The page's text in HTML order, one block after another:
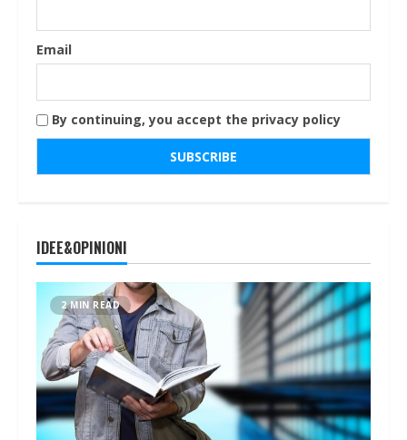
Email
By continuing, you accept the privacy policy
IDEE&OPINIONI
2 MIN READ